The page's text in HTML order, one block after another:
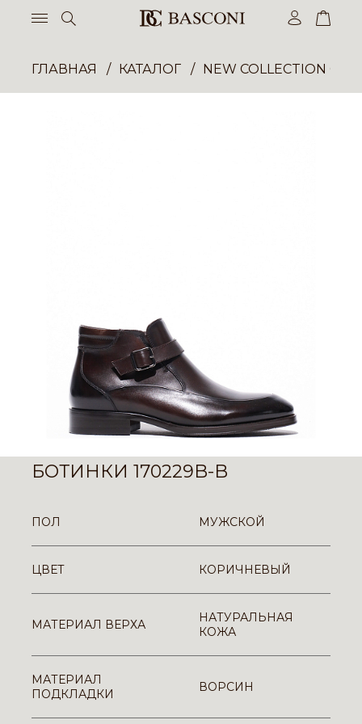
ГЛАВНАЯ КАТАЛОГ NEW COLLECTION
БОТИНКИ 170229B-B
ПОЛ МУЖСКОЙ
ЦВЕТ КОРИЧНЕВЫЙ
МАТЕРИАЛ ВЕРХА
НАТУРАЛЬНАЯ
КОЖА
МАТЕРИАЛ
ПОДКЛАДКИ
ВОРСИН